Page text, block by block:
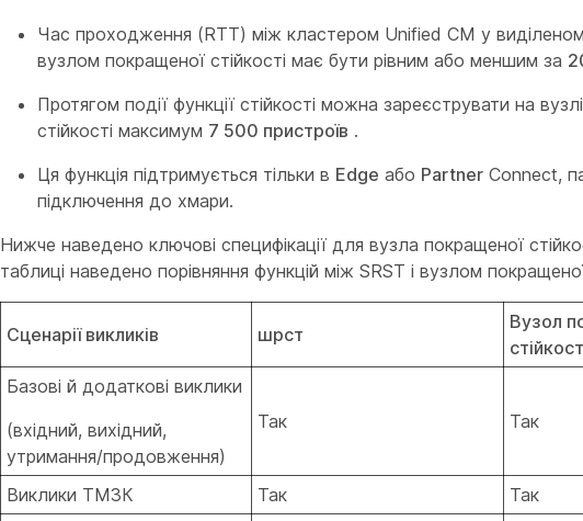
Час проходження (RTT) між кластером Unified CM у
вузлом покращеної стійкості має бути рівним або меншим за
Протягом події функції стійкості можна зареєструвати на
стійкості максимум 7 500 пристроїв .
Ця функція підтримується тільки в Edge або Partner Connect,
підключення до хмари.
Нижче наведено ключові специфікації для вузла покращеної
таблиці наведено порівняння функцій між SRST і вузлом покращеної
Сценарії викликів шрст
Вузол
Базові й додаткові виклики
(вхідний, вихідний,
утримання/продовження)
Так Так
Виклики ТМЗК Так
Так